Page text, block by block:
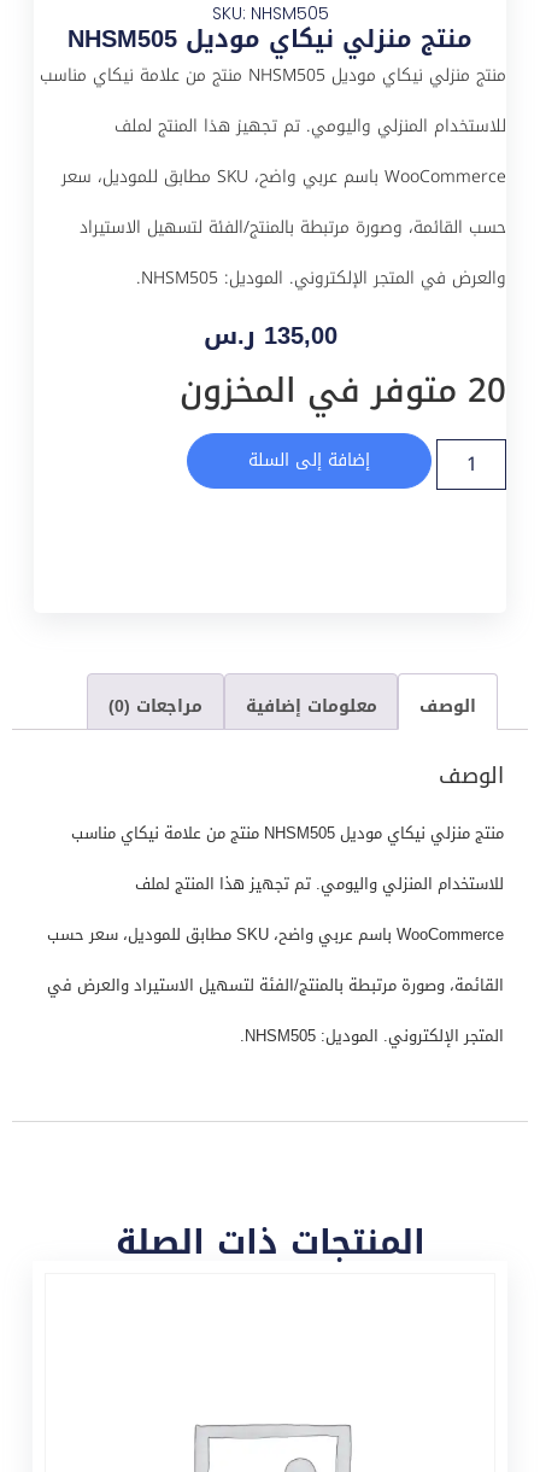
SKU: NHSM505
منتج منزلي نيكاي موديل NHSM505
منتج منزلي نيكاي موديل NHSM505 منتج من علامة نيكاي مناسب
للاستخدام المنزلي واليومي. تم تجهيز هذا المنتج لملف
WooCommerce باسم عربي واضح، SKU مطابق للموديل، سعر
حسب القائمة، وصورة مرتبطة بالمنتج/الفئة لتسهيل الاستيراد
والعرض في المتجر الإلكتروني. الموديل: NHSM505.
135,00 ر.س
20 متوفر في المخزون
إضافة إلى السلة
الوصف معلومات إضافية مراجعات (0)
الوصف
منتج منزلي نيكاي موديل NHSM505 منتج من علامة نيكاي مناسب
للاستخدام المنزلي واليومي. تم تجهيز هذا المنتج لملف
WooCommerce باسم عربي واضح، SKU مطابق للموديل، سعر حسب
القائمة، وصورة مرتبطة بالمنتج/الفئة لتسهيل الاستيراد والعرض في
المتجر الإلكتروني. الموديل: NHSM505.
المنتجات ذات الصلة